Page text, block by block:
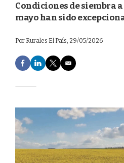
Condiciones de siembra
mayo han sido
Por Rurales El País, 29/05/2026
F
a
e
o
o
k
L
i
d
T
w
e
E
m